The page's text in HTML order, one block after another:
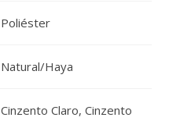
Poliéster
Natural/Haya
Cinzento Claro, Cinzento